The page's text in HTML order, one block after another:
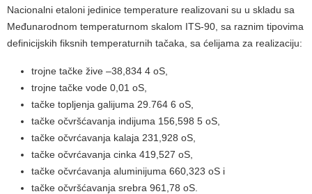
Nacionalni etaloni jedinice temperature realizovani su u skladu sa
Međunarodnom temperaturnom skalom ITS-90, sa raznim tipovima
definicijskih fiksnih temperaturnih tačaka, sa ćelijama za realizaciju:
trojne tačke žive –38,834 4 oS,
trojne tačke vode 0,01 oS,
tačke topljenja galijuma 29.764 6 oS,
tačke očvršćavanja indijuma 156,598 5 oS,
tačke očvrćavanja kalaja 231,928 oS,
tačke očvrćavanja cinka 419,527 oS,
tačke očvrćavanja aluminijuma 660,323 oS i
tačke očvršćavanja srebra 961,78 oS.